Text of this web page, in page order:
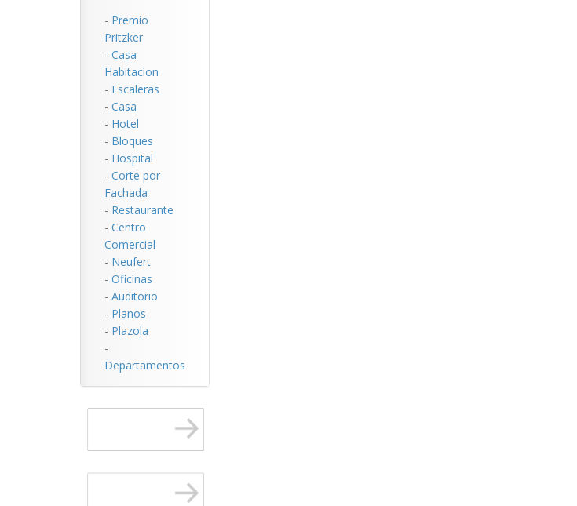
- Premio
Pritzker
- Casa
Habitacion
- Escaleras
- Casa
- Hotel
- Bloques
- Hospital
- Corte por
Fachada
- Restaurante
- Centro
Comercial
- Neufert
- Oficinas
- Auditorio
- Planos
- Plazola
-
Departamentos